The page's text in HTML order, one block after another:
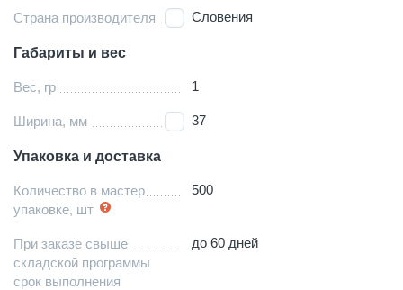
Страна производителя Словения
Габариты и вес
Вес, гр 1
Ширина, мм 37
Упаковка и доставка
Количество в мастер
упаковке, шт
500
При заказе свыше
складской программы
срок выполнения
до 60 дней